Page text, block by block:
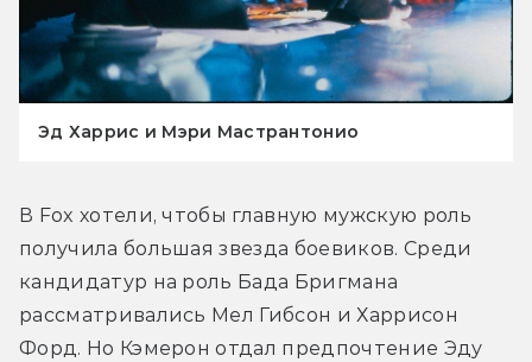
Эд Харрис и Мэри Мастрантонио
В Fox хотели, чтобы главную мужскую роль
получила большая звезда боевиков. Среди
кандидатур на роль Бада Бригмана
рассматривались Мел Гибсон и Харрисон
Форд. Но Кэмерон отдал предпочтение Эду